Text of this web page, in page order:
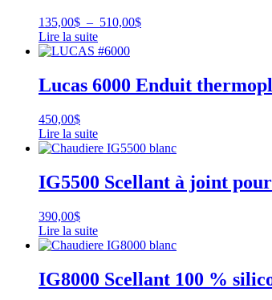
135,00$ – 510,00$Plage
à
510,00$
Lire la suite
Ce
a
plusieurs
Les
options
peuvent
choisies
sur
la
page
du
produit
Lucas 6000 Enduit
450,00$
Lire la suite
IG5500 Scellant à joint
390,00$
Lire la suite
Ce
a
plusieurs
IG8000 Scellant 100 %